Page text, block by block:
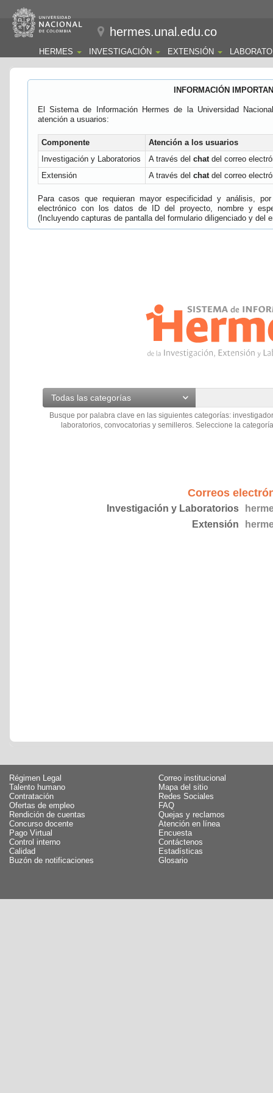
hermes.unal.edu.co
HERMES INVESTIGACIÓN EXTENSIÓN
INFORMACIÓN
El Sistema de Información Hermes de la Universidad
atención a usuarios:
Componente
Atención a los usuarios
Investigación y Laboratorios
A través del chatdel correo
Extensión
A través del chatdel correo
Para casos que requieran mayor especificidad y análisis,
electrónico con los datos de ID del proyecto, nombre y
(Incluyendo capturas de pantalla del formulario diligenciado y del
Todas las categorías
Busque por palabra clave en las siguientes categorías:
laboratorios, convocatorias y semilleros. Seleccione la
Correos
Investigación y Laboratorios
Extensión
Régimen Legal
Talento humano
Contratación
Ofertas de empleo
Rendición de cuentas
Concurso docente
Pago Virtual
Control interno
Calidad
Buzón de notificaciones
Correo institucional
Mapa del sitio
Redes Sociales
FAQ
Quejas y reclamos
Atención en línea
Encuesta
Contáctenos
Estadísticas
Glosario